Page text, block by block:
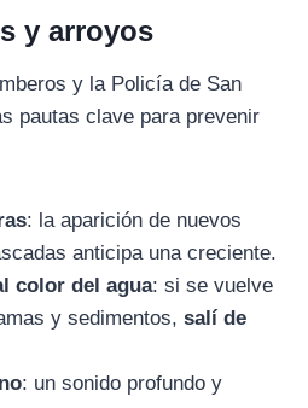
y arroyos
y la Policía de San
pautas clave para prevenir
: la aparición de nuevos
anticipa una creciente.
color del agua: si se vuelve
y sedimentos, salí de
: un sonido profundo y